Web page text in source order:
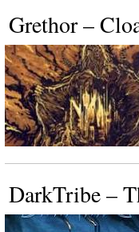
Grethor –
DarkTribe –